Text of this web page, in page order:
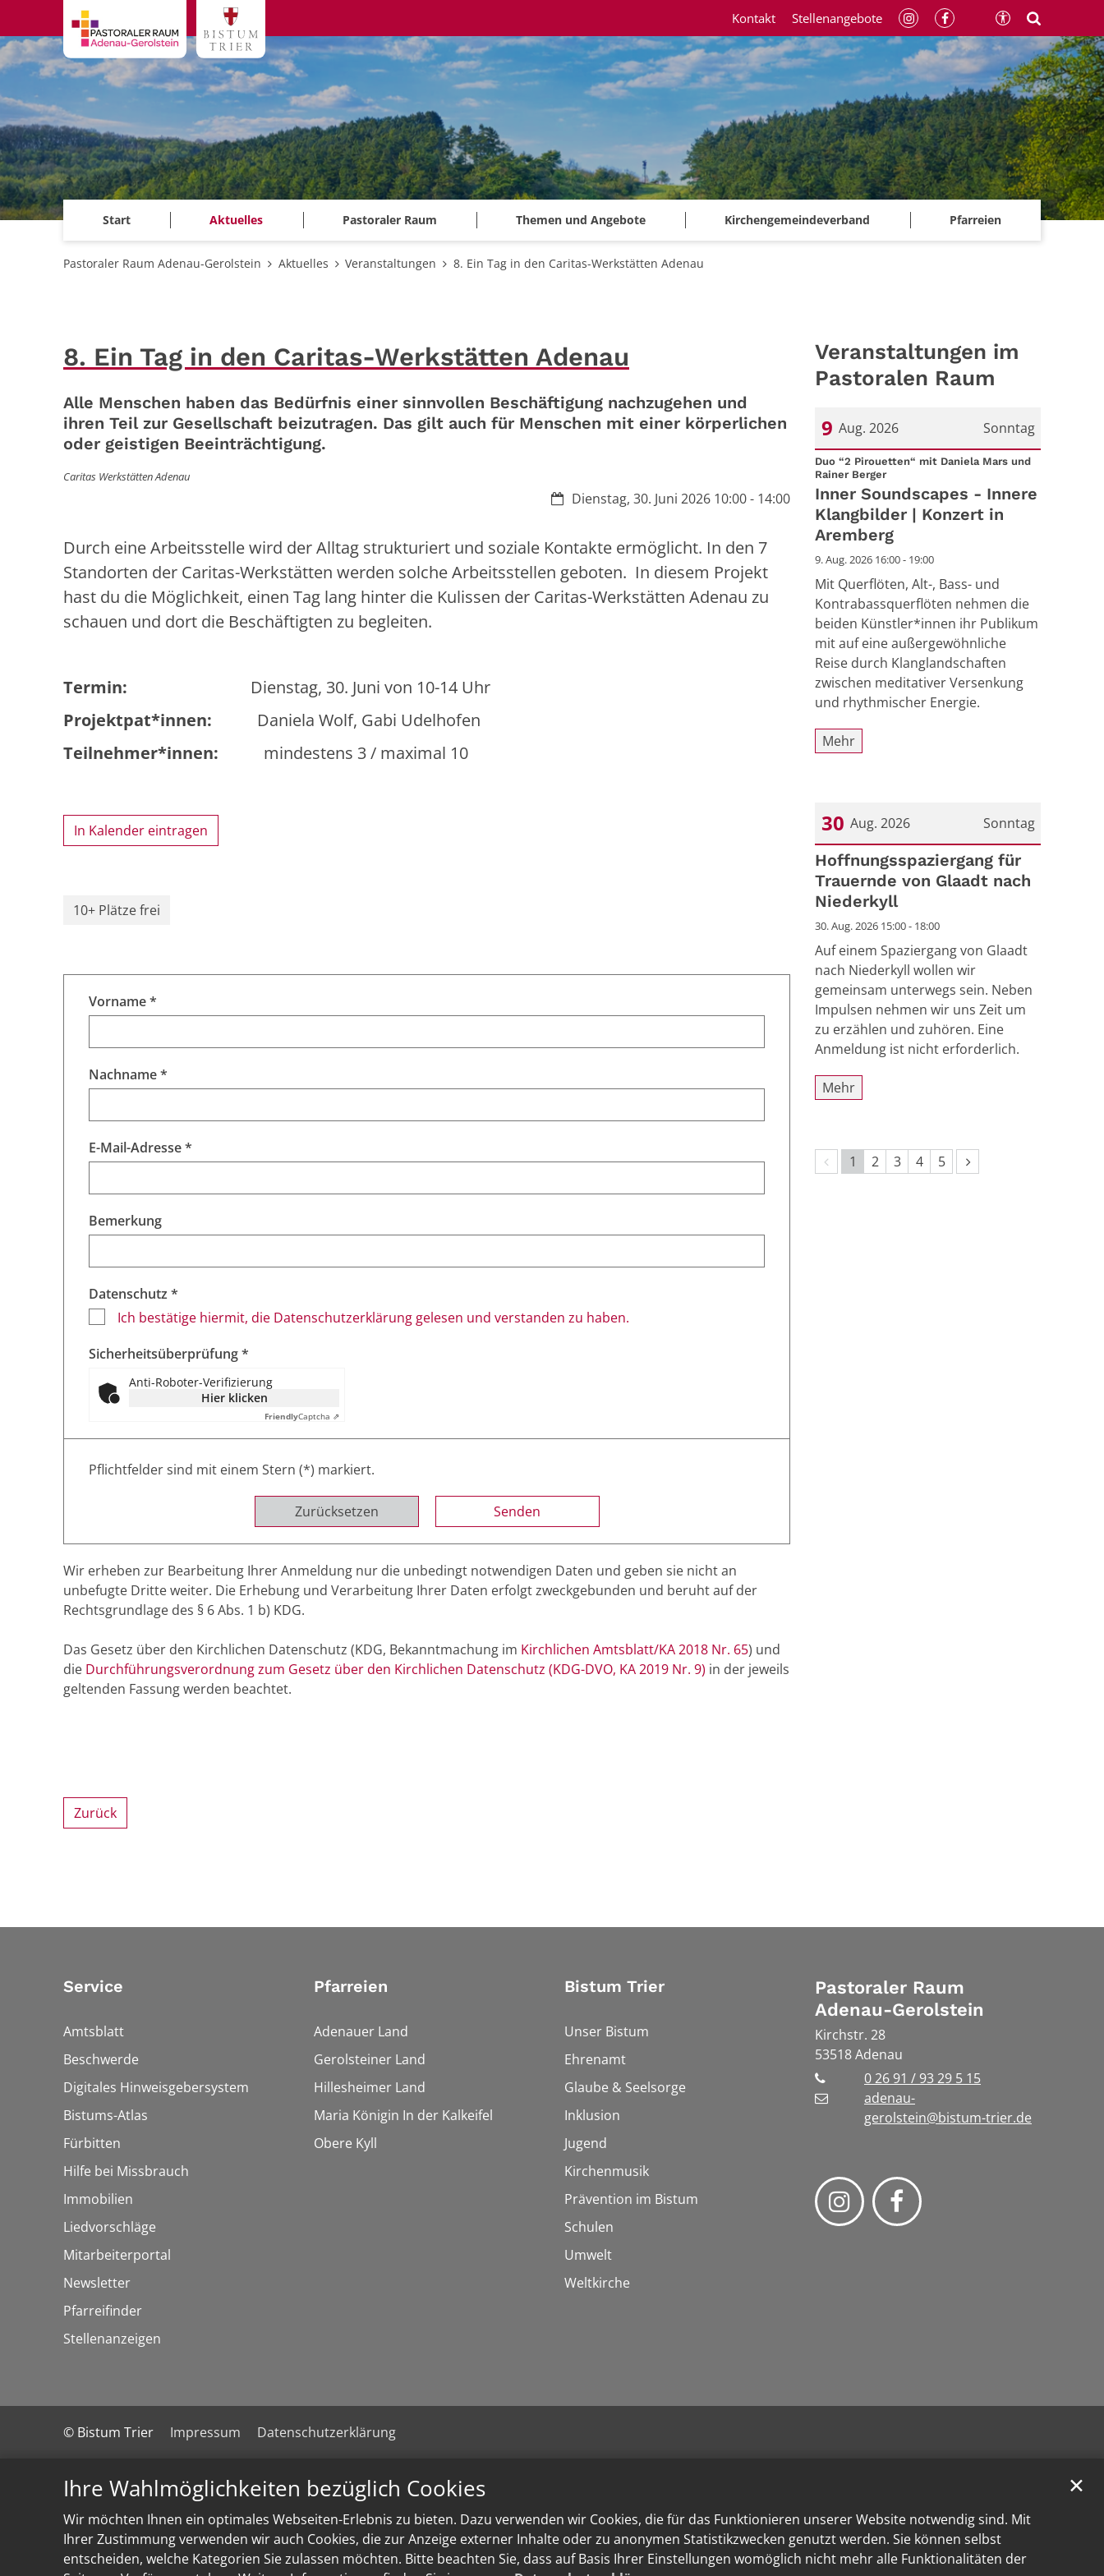
Ihre Wahlmöglichkeiten bezüglich Cookies
Wir möchten Ihnen ein optimales Webseiten-Erlebnis zu bieten. Dazu verwenden wir Cookies, die für das Funktionieren unserer Website notwendig sind. Mit
Ihrer Zustimmung verwenden wir auch Cookies, die zur Anzeige externer Inhalte oder zu anonymen Statistikzwecken genutzt werden. Sie können selbst
entscheiden, welche Kategorien Sie zulassen möchten. Bitte beachten Sie, dass auf Basis Ihrer Einstellungen womöglich nicht mehr alle Funktionalitäten der
✕
Zum Inhalt springen
Start Aktuelles Pastoraler Raum Themen und Angebote Kirchengemeindeverband Pfarreien
Kontakt Stellenangebote
Pastoraler Raum Adenau-Gerolstein Aktuelles Veranstaltungen 8. Ein Tag in den Caritas-Werkstätten Adenau
8. Ein Tag in den Caritas-Werkstätten Adenau
Alle Menschen haben das Bedürfnis einer sinnvollen Beschäftigung nachzugehen und
ihren Teil zur Gesellschaft beizutragen. Das gilt auch für Menschen mit einer körperlichen
oder geistigen Beeinträchtigung.
Caritas Werkstätten Adenau
Datum:Dienstag, 30. Juni 2026 10:00 - 14:00
Durch eine Arbeitsstelle wird der Alltag strukturiert und soziale Kontakte ermöglicht. In den 7
Standorten der Caritas-Werkstätten werden solche Arbeitsstellen geboten. In diesem Projekt
hast du die Möglichkeit, einen Tag lang hinter die Kulissen der Caritas-Werkstätten Adenau zu
schauen und dort die Beschäftigten zu begleiten.
Termin: Dienstag, 30. Juni von 10-14 Uhr
Projektpat*innen: Daniela Wolf, Gabi Udelhofen
Teilnehmer*innen: mindestens 3 / maximal 10
In Kalender eintragen
10+ Plätze frei
Vorname *
Nachname *
E-Mail-Adresse *
Bemerkung
Datenschutz *
Ich bestätige hiermit, die Datenschutzerklärung gelesen und verstanden zu haben.
Sicherheitsüberprüfung *
Anti-Roboter-Verifizierung
Hier klicken
FriendlyCaptcha ⇗
Pflichtfelder sind mit einem Stern (*) markiert.
Zurücksetzen
Wir erheben zur Bearbeitung Ihrer Anmeldung nur die unbedingt notwendigen Daten und geben sie nicht an
unbefugte Dritte weiter. Die Erhebung und Verarbeitung Ihrer Daten erfolgt zweckgebunden und beruht auf der
Rechtsgrundlage des § 6 Abs. 1 b) KDG.
Das Gesetz über den Kirchlichen Datenschutz (KDG, Bekanntmachung im Kirchlichen Amtsblatt/KA 2018 Nr. 65) und
die Durchführungsverordnung zum Gesetz über den Kirchlichen Datenschutz (KDG-DVO, KA 2019 Nr. 9) in der jeweils
geltenden Fassung werden beachtet.
Veranstaltungen im
Pastoralen Raum
Sonntag
9 Aug. 2026
Datum: 9. August 2026
Duo “2 Pirouetten“ mit Daniela Mars und
Rainer Berger:
Inner Soundscapes - Innere
Klangbilder | Konzert in
Aremberg
9. Aug. 2026 16:00 - 19:00
Mit Querflöten, Alt-, Bass- und
Kontrabassquerflöten nehmen die
beiden Künstler*innen ihr Publikum
mit auf eine außergewöhnliche
Reise durch Klanglandschaften
zwischen meditativer Versenkung
und rhythmischer Energie.
Mehr
Sonntag
30 Aug. 2026
Datum: 30. August 2026
Hoffnungsspaziergang für
Trauernde von Glaadt nach
Niederkyll
30. Aug. 2026 15:00 - 18:00
Auf einem Spaziergang von Glaadt
nach Niederkyll wollen wir
gemeinsam unterwegs sein. Neben
Impulsen nehmen wir uns Zeit um
zu erzählen und zuhören. Eine
Anmeldung ist nicht erforderlich.
Mehr
Vorherige Seite
1 2 3 4 5 Nächste Seite
Zurück
Service
Amtsblatt
Beschwerde
Digitales Hinweisgebersystem
Bistums-Atlas
Fürbitten
Hilfe bei Missbrauch
Immobilien
Liedvorschläge
Mitarbeiterportal
Newsletter
Pfarreifinder
Stellenanzeigen
Pfarreien
Adenauer Land
Gerolsteiner Land
Hillesheimer Land
Maria Königin In der Kalkeifel
Obere Kyll
Bistum Trier
Unser Bistum
Ehrenamt
Glaube & Seelsorge
Inklusion
Jugend
Kirchenmusik
Prävention im Bistum
Schulen
Umwelt
Weltkirche
Pastoraler Raum
Adenau-Gerolstein
Kirchstr. 28
53518Adenau
0 26 91 / 93 29 5 15
adenau-
gerolstein@bistum-trier.de
© Bistum Trier Impressum Datenschutzerklärung